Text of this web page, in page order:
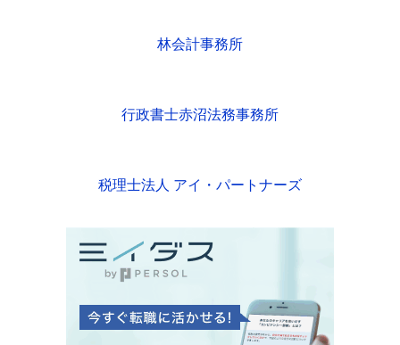
林会計事務所
行政書士赤沼法務事務所
税理士法人 アイ・パートナーズ